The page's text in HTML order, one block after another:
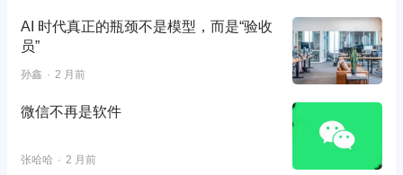
AI 时代真正的瓶颈不是模型，而是“验收
员”
孙鑫 2 月前
微信不再是软件
张哈哈 2 月前